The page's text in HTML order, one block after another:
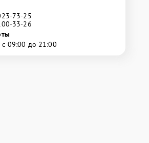
73-25
33-26
с 09:00 до 21:00